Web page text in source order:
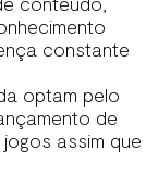
constante
optam pelo
de
assim que